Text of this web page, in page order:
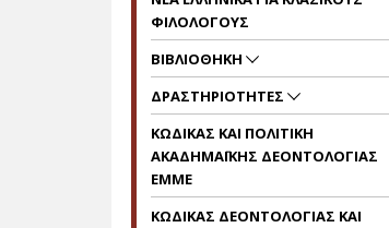
ΦΙΛΟΛΟΓΟΥΣ
ΒΙΒΛΙΟΘΗΚΗ
ΔΡΑΣΤΗΡΙΟΤΗΤΕΣ
KΩΔΙΚΑΣ ΚΑΙ ΠΟΛΙΤΙΚΗ
ΑΚΑΔΗΜΑΪΚΗΣ ΔΕΟΝΤΟΛΟΓΙΑΣ
EMME
ΚΩΔΙΚΑΣ ΔΕΟΝΤΟΛΟΓΙΑΣ ΚΑΙ